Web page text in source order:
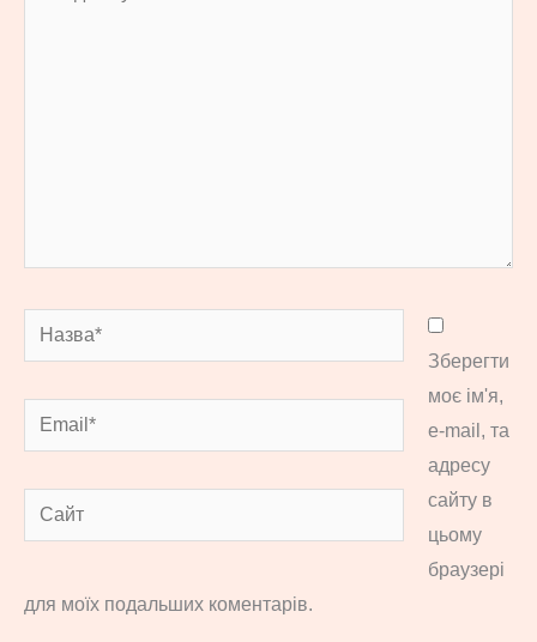
Назва*
Email*
Сайт
Зберегти
моє ім'я,
e-mail, та
адресу
сайту в
цьому
браузері
для моїх подальших коментарів.